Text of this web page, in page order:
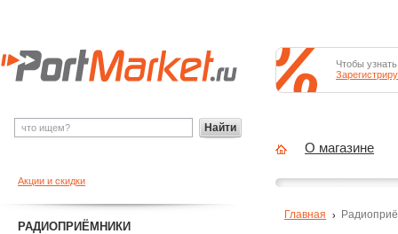
Главная
Акции и скидки
РАДИОПРИЁМНИКИ
Найти
Чтобы
О магазине